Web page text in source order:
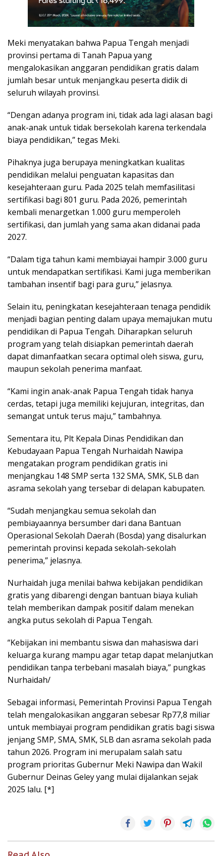
Meki menyatakan bahwa Papua Tengah menjadi
provinsi pertama di Tanah Papua yang
mengalokasikan anggaran pendidikan gratis dalam
jumlah besar untuk menjangkau peserta didik di
seluruh wilayah provinsi.
“Dengan adanya program ini, tidak ada lagi alasan bagi
anak-anak untuk tidak bersekolah karena terkendala
biaya pendidikan,” tegas Meki.
Pihaknya juga berupaya meningkatkan kualitas
pendidikan melalui penguatan kapasitas dan
kesejahteraan guru. Pada 2025 telah memfasilitasi
sertifikasi bagi 801 guru. Pada 2026, pemerintah
kembali menargetkan 1.000 guru memperoleh
sertifikasi, dan jumlah yang sama akan didanai pada
2027.
“Dalam tiga tahun kami membiayai hampir 3.000 guru
untuk mendapatkan sertifikasi. Kami juga memberikan
tambahan insentif bagi para guru,” jelasnya.
Selain itu, peningkatan kesejahteraan tenaga pendidik
menjadi bagian penting dalam upaya memajukan mutu
pendidikan di Papua Tengah. Diharapkan seluruh
program yang telah disiapkan pemerintah daerah
dapat dimanfaatkan secara optimal oleh siswa, guru,
maupun sekolah penerima manfaat.
“Kami ingin anak-anak Papua Tengah tidak hanya
cerdas, tetapi juga memiliki kejujuran, integritas, dan
semangat untuk terus maju,” tambahnya.
Sementara itu, Plt Kepala Dinas Pendidikan dan
Kebudayaan Papua Tengah Nurhaidah Nawipa
mengatakan program pendidikan gratis ini
menjangkau 148 SMP serta 132 SMA, SMK, SLB dan
asrama sekolah yang tersebar di delapan kabupaten.
“Sudah menjangkau semua sekolah dan
pembiayaannya bersumber dari dana Bantuan
Operasional Sekolah Daerah (Bosda) yang disalurkan
pemerintah provinsi kepada sekolah-sekolah
penerima,” jelasnya.
Nurhaidah juga menilai bahwa kebijakan pendidikan
gratis yang dibarengi dengan bantuan biaya kuliah
telah memberikan dampak positif dalam menekan
angka putus sekolah di Papua Tengah.
“Kebijakan ini membantu siswa dan mahasiswa dari
keluarga kurang mampu agar tetap dapat melanjutkan
pendidikan tanpa terbebani masalah biaya,” pungkas
Nurhaidah/
Sebagai informasi, Pemerintah Provinsi Papua Tengah
telah mengalokasikan anggaran sebesar Rp77,8 miliar
untuk membiayai program pendidikan gratis bagi siswa
jenjang SMP, SMA, SMK, SLB dan asrama sekolah pada
tahun 2026. Program ini merupalam salah satu
program prioritas Gubernur Meki Nawipa dan Wakil
Gubernur Deinas Geley yang mulai dijalankan sejak
2025 lalu. [*]